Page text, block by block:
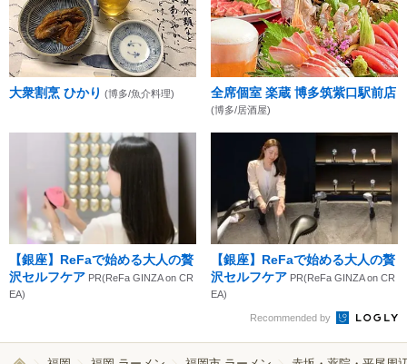
大衆割烹 ひかり (博多/魚介料理) 全席個室 楽蔵 博多筑紫口駅前店
(博多/居酒屋)
【銀座】ReFaで始める大人の贅
沢セルフケア PR(ReFa GINZA on CR
EA)
【銀座】ReFaで始める大人の贅
沢セルフケア PR(ReFa GINZA on CR
EA)
Recommended by